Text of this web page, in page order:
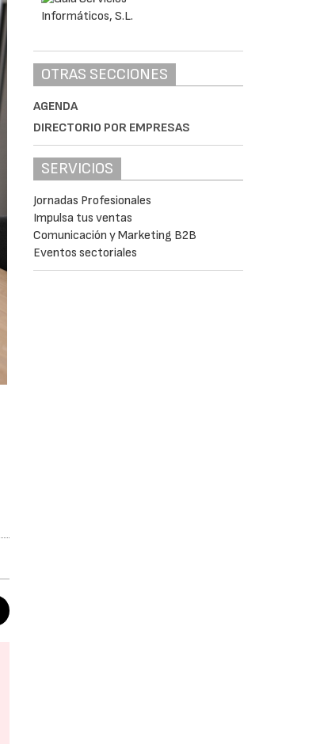
OTRAS SECCIONES
AGENDA
DIRECTORIO POR EMPRESAS
SERVICIOS
Jornadas Profesionales
Impulsa tus ventas
Comunicación y Marketing B2B
Eventos sectoriales